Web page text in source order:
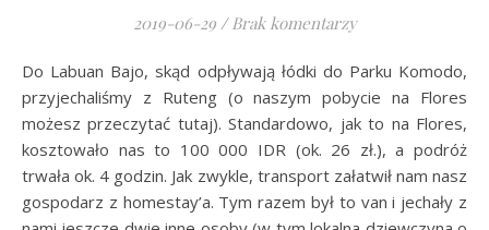
2019-06-29 / Brak komentarzy
Do Labuan Bajo, skąd odpływają łódki do Parku Komodo,
przyjechaliśmy z Ruteng (o naszym pobycie na Flores
możesz przeczytać tutaj). Standardowo, jak to na Flores,
kosztowało nas to 100 000 IDR (ok. 26 zł.), a podróż
trwała ok. 4 godzin. Jak zwykle, transport załatwił nam nasz
gospodarz z homestay’a. Tym razem był to van i jechały z